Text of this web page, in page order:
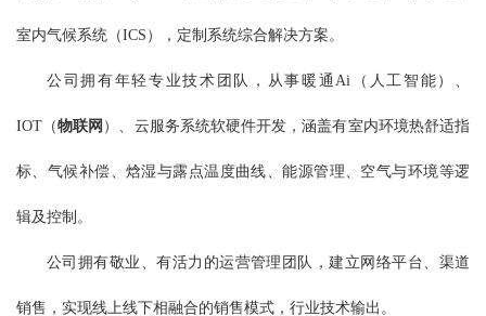
室内气候系统（ICS） ，定制系统综合解决方案。
公司拥有年轻专业技术团队，从事暖通Ai（人工智能）、
IOT（物联网 ）、云服务系统软硬件开发 ，涵盖有室内环境热舒适指
标、气候补偿、焓湿与露点温度曲线、能源管理、空气与环境等逻
辑及控制。
公司拥有敬业、有活力的运营管理团队，建立网络平台、渠道
销售，实现线上线下相融合的销售模式，行业技术输出。